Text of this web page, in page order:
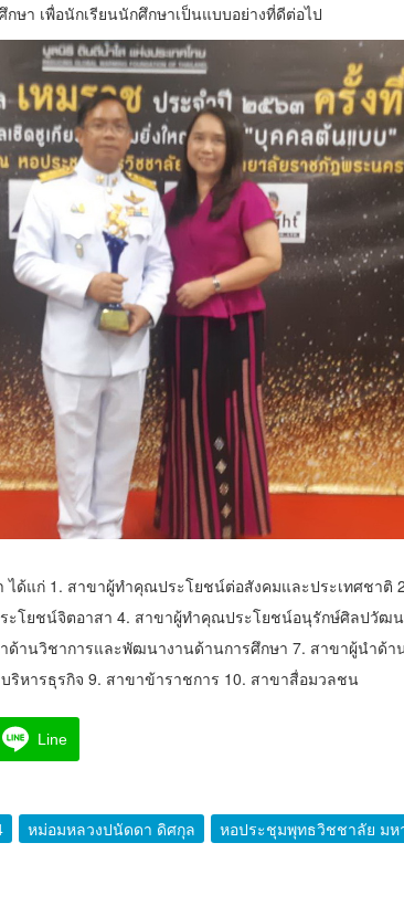
า เพื่อนักเรียนนักศึกษาเป็นแบบอย่างที่ดีต่อไป
ได้แก่ 1. สาขาผู้ทำคุณประโยชน์ต่อสังคมและประเทศชา
โยชน์จิตอาสา 4. สาขาผู้ทำคุณประโยชน์อนุรักษ์ศิลปวัฒ
านวิชาการและพัฒนางานด้านการศึกษา 7. สาขาผู้นำด้า
หารธุรกิจ 9. สาขาข้าราชการ 10. สาขาสื่อมวลชน
Line
หม่อมหลวงปนัดดา ดิศกุล
หอประชุมพุทธวิชชาลัย ม